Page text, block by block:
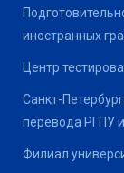
иностранных
Центр
Санкт-
перевода РГПУ
Филиал